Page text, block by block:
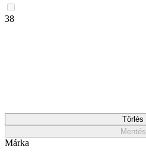
38
Törlés
Mentés
Márka